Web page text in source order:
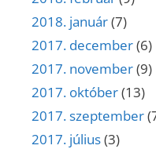
2018. január(7)
2017. december(6)
2017. november(9)
2017. október(13)
2017. szeptember
2017. július(3)